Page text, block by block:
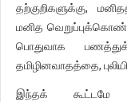
தற்குறிகளுக்கு,
மனித
பொதுவாக
தமிழினவாதத்தை,
இந்தக் கூட்டமே